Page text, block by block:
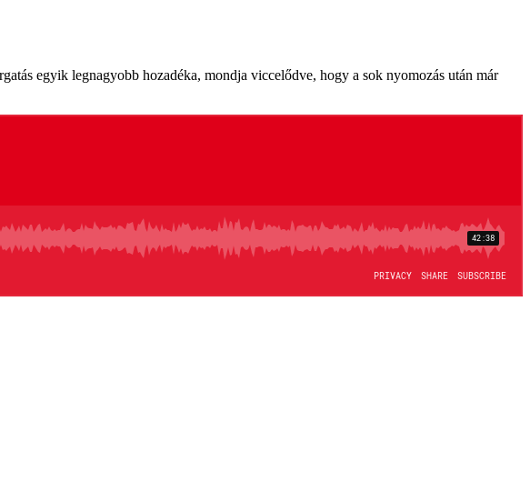
egyik legnagyobb hozadéka, mondja viccelődve, hogy a sok nyomozás után már